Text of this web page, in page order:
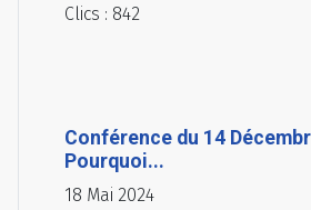
Clics : 842
Conférence du 14
Pourquoi...
18 Mai 2024